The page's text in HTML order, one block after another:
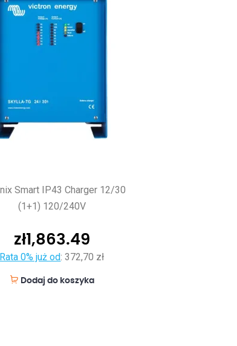
Smart IP43 Charger 12/30
(1+1) 120/240V
zł1,863.49
Rata 0% już od:372,70 zł
Dodaj do koszyka